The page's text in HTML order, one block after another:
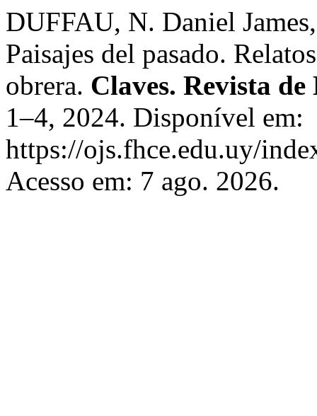
DUFFAU, N. Daniel
Paisajes del pasado.
obrera. Claves. Revista
1–4, 2024. Disponível em:
https://ojs.fhce.edu.uy/
Acesso em: 7 ago. 2026.